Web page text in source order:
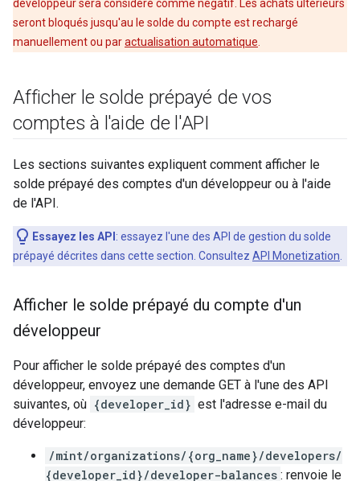
développeur sera considéré comme négatif. Les achats ultérieurs
seront bloqués jusqu'au le solde du compte est rechargé
manuellement ou paractualisation automatique
Afficher le solde prépayé de vos
comptes à l'aide de l'API
Les sections suivantes expliquent comment afficher le
solde prépayé des comptes d'un développeur ou à l'aide
de l'API.
Essayez les API : essayez l'une des API de gestion du solde
prépayé décrites dans cette section. Consultez API Monetization
Afficher le solde prépayé du compte d'un
développeur
Pour afficher le solde prépayé des comptes d'un
développeur, envoyez une demande GET à l'une des API
suivantes, où {developer_id} est l'adresse e-mail du
développeur:
/mint/organizations/{org_name}/developers/
{developer_id}/developer-balances : renvoie le